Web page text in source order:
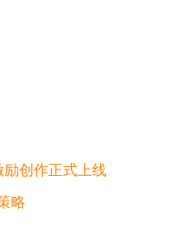
励创作正式上线
略